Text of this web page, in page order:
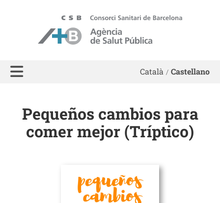
Català Castellano
Pequeños cambios para
comer mejor (Tríptico)